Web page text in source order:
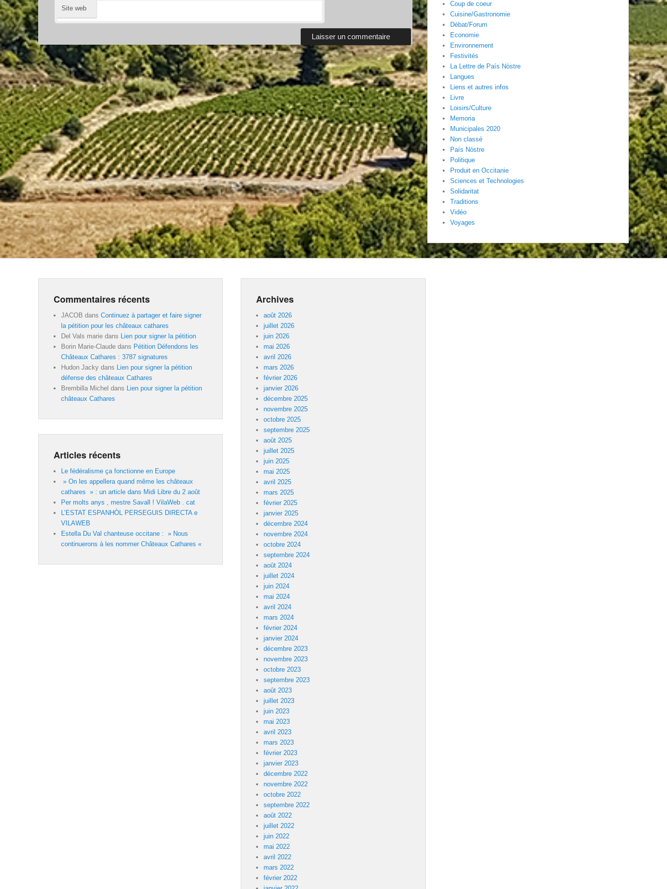
Site web
Coup de coeur
Cuisine/Gastronomie
Débat/Forum
Economie
Environnement
Festivités
La Lettre de País Nòstre
Langues
Liens et autres infos
Livre
Loisirs/Culture
Memoria
Municipales 2020
Non classé
País Nòstre
Politique
Produit en Occitanie
Sciences et Technologies
Solidaritat
Traditions
Vidéo
Voyages
Commentaires récents
JACOB dans Continuez à partager et faire signer
la pétition pour les châteaux cathares
Del Vals marie dans
Lien pour signer la pétition
Borin Marie-Claude dans Pétition Défendons les
Châteaux Cathares : 3787 signatures
Hudon Jacky dans
Lien pour signer la pétition
défense des châteaux Cathares
Brembilla Michel dans
Lien pour signer la pétition
châteaux Cathares
Articles récents
Le fédéralisme ça fonctionne en Europe
» On les appellera quand même les châteaux
cathares » : un article dans Midi Libre du 2 août
Per molts anys , mestre Savall ! VilaWeb . cat
L’ESTAT ESPANHÒL PERSEGUIS DIRECTA e
VILAWEB
Estella Du Val chanteuse occitane : » Nous
continuerons à les nommer Châteaux Cathares «
Archives
août 2026
juillet 2026
juin 2026
mai 2026
avril 2026
mars 2026
février 2026
janvier 2026
décembre 2025
novembre 2025
octobre 2025
septembre 2025
août 2025
juillet 2025
juin 2025
mai 2025
avril 2025
mars 2025
février 2025
janvier 2025
décembre 2024
novembre 2024
octobre 2024
septembre 2024
août 2024
juillet 2024
juin 2024
mai 2024
avril 2024
mars 2024
février 2024
janvier 2024
décembre 2023
novembre 2023
octobre 2023
septembre 2023
août 2023
juillet 2023
juin 2023
mai 2023
avril 2023
mars 2023
février 2023
janvier 2023
décembre 2022
novembre 2022
octobre 2022
septembre 2022
août 2022
juillet 2022
juin 2022
mai 2022
avril 2022
mars 2022
février 2022